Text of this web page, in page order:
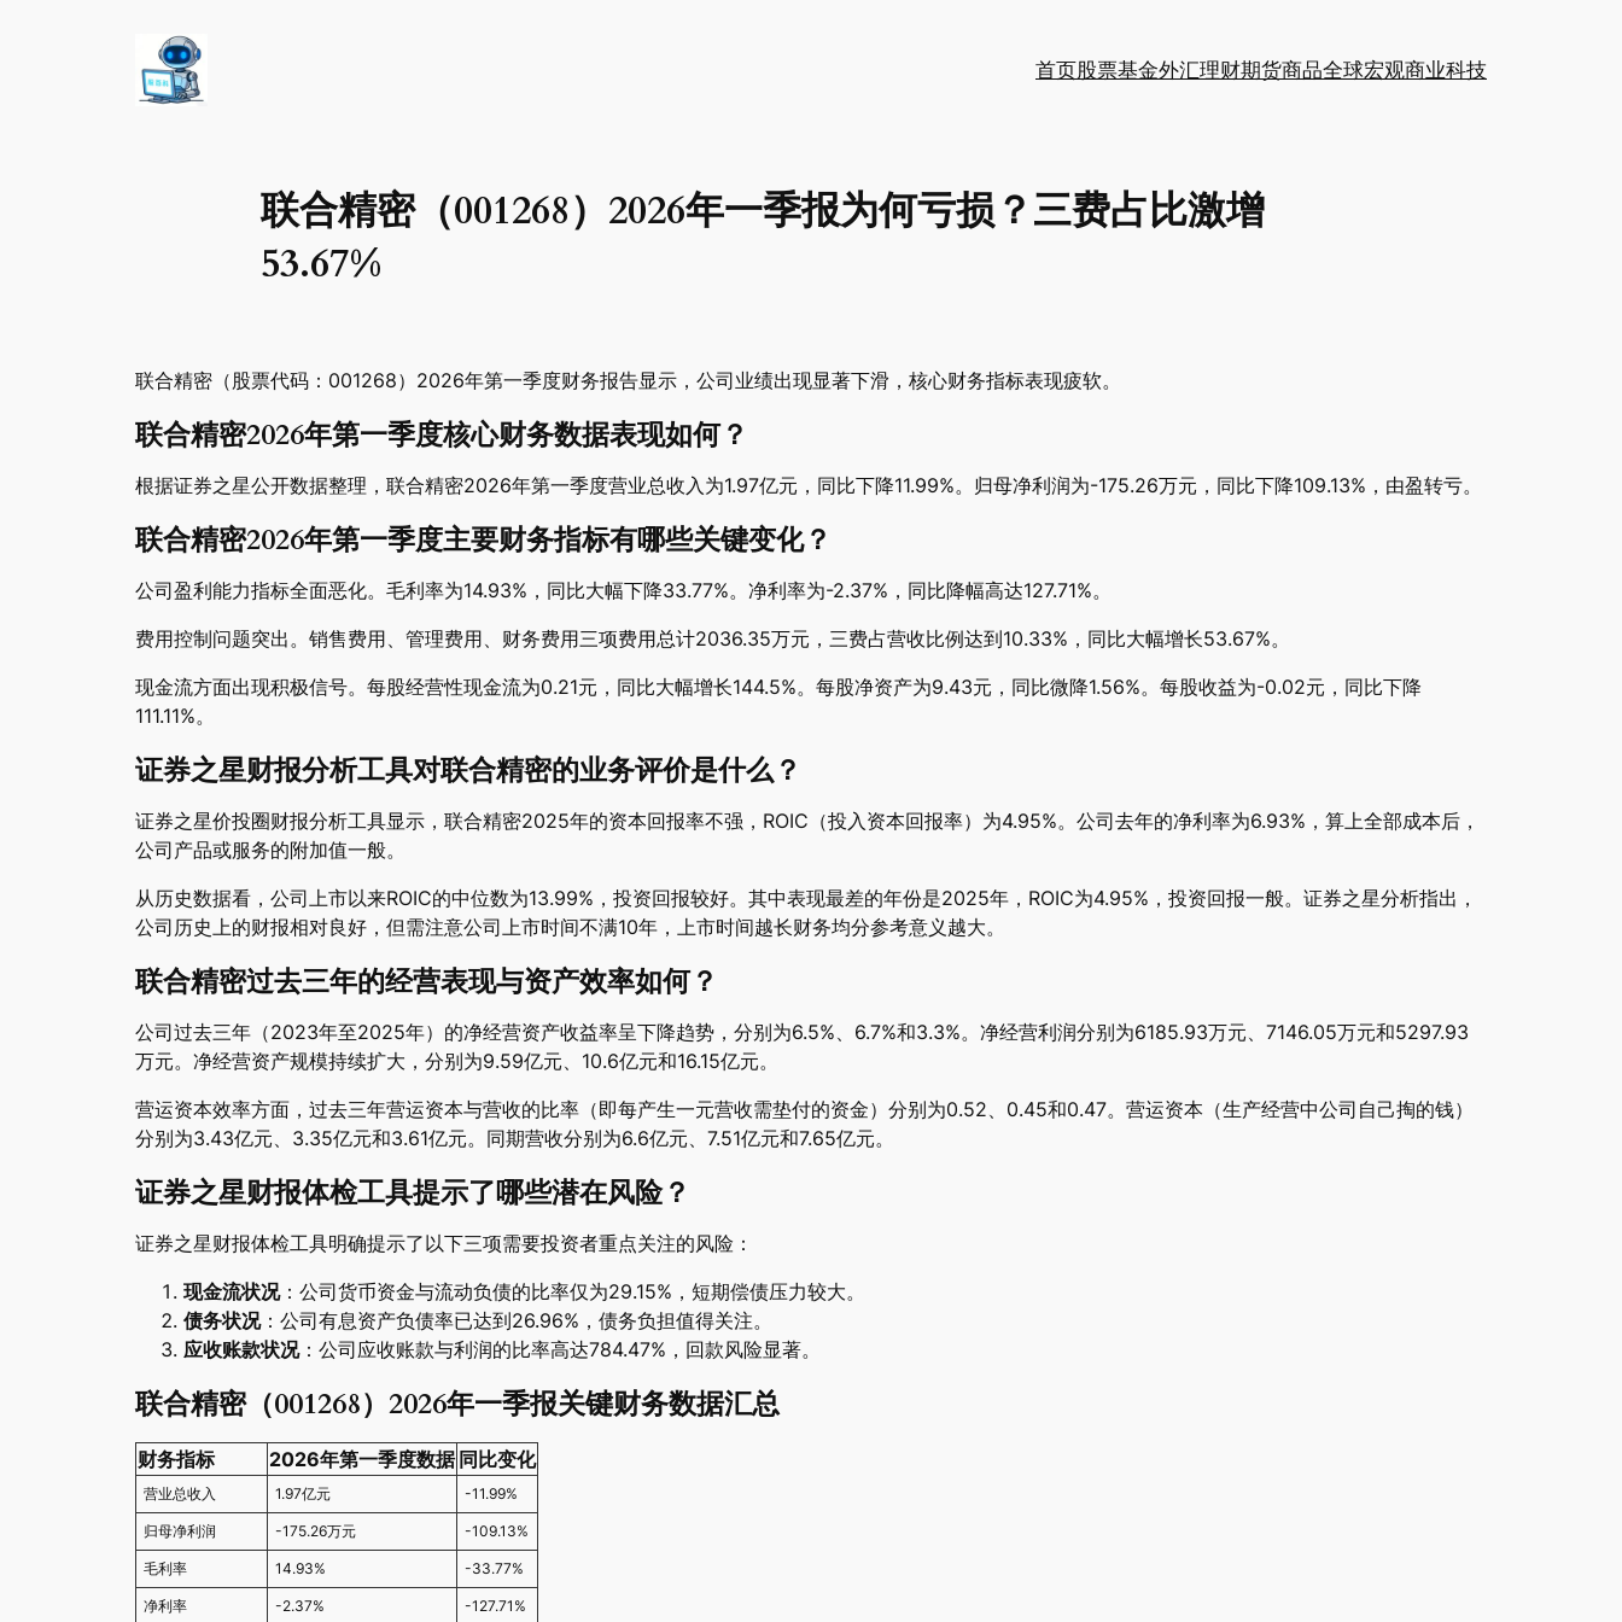
首页股票基金外汇理财期货商品全球宏观商业科技
联合精密（001268）2026年一季报为何亏损？三费占比激增
53.67%
联合精密（股票代码：001268）2026年第一季度财务报告显示，公司业绩出现显著下滑，核心财务指标表现疲软。
联合精密2026年第一季度核心财务数据表现如何？
根据证券之星公开数据整理，联合精密2026年第一季度营业总收入为1.97亿元，同比下降11.99%。归母净利润为-175.26万元，同比下降109.13%，由盈转亏。
联合精密2026年第一季度主要财务指标有哪些关键变化？
公司盈利能力指标全面恶化。毛利率为14.93%，同比大幅下降33.77%。净利率为-2.37%，同比降幅高达127.71%。
费用控制问题突出。销售费用、管理费用、财务费用三项费用总计2036.35万元，三费占营收比例达到10.33%，同比大幅增长53.67%。
现金流方面出现积极信号。每股经营性现金流为0.21元，同比大幅增长144.5%。每股净资产为9.43元，同比微降1.56%。每股收益为-0.02元，同比下降
111.11%。
证券之星财报分析工具对联合精密的业务评价是什么？
证券之星价投圈财报分析工具显示，联合精密2025年的资本回报率不强，ROIC（投入资本回报率）为4.95%。公司去年的净利率为6.93%，算上全部成本后，
公司产品或服务的附加值一般。
从历史数据看，公司上市以来ROIC的中位数为13.99%，投资回报较好。其中表现最差的年份是2025年，ROIC为4.95%，投资回报一般。证券之星分析指出，
公司历史上的财报相对良好，但需注意公司上市时间不满10年，上市时间越长财务均分参考意义越大。
联合精密过去三年的经营表现与资产效率如何？
公司过去三年（2023年至2025年）的净经营资产收益率呈下降趋势，分别为6.5%、6.7%和3.3%。净经营利润分别为6185.93万元、7146.05万元和5297.93
万元。净经营资产规模持续扩大，分别为9.59亿元、10.6亿元和16.15亿元。
营运资本效率方面，过去三年营运资本与营收的比率（即每产生一元营收需垫付的资金）分别为0.52、0.45和0.47。营运资本（生产经营中公司自己掏的钱）
分别为3.43亿元、3.35亿元和3.61亿元。同期营收分别为6.6亿元、7.51亿元和7.65亿元。
证券之星财报体检工具提示了哪些潜在风险？
证券之星财报体检工具明确提示了以下三项需要投资者重点关注的风险：
现金流状况：公司货币资金与流动负债的比率仅为29.15%，短期偿债压力较大。
债务状况：公司有息资产负债率已达到26.96%，债务负担值得关注。
应收账款状况：公司应收账款与利润的比率高达784.47%，回款风险显著。
联合精密（001268）2026年一季报关键财务数据汇总
财务指标 2026年第一季度数据 同比变化
营业总收入 1.97亿元 -11.99%
归母净利润 -175.26万元 -109.13%
毛利率 14.93% -33.77%
净利率 -2.37% -127.71%